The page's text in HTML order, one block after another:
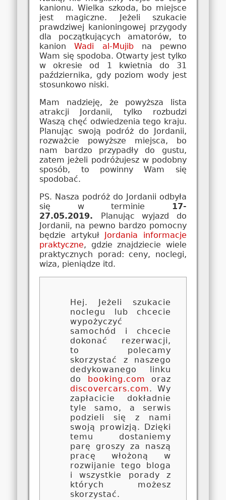
kanionu. Wielka szkoda, bo miejsce
jest magiczne. Jeżeli szukacie
prawdziwej kanioningowej przygody
dla początkujących amatorów, to
kanionWadi al-Mujibna pewno
Wam się spodoba. Otwarty jest tylko
w okresie od 1 kwietnia do 31
października, gdy poziom wody jest
stosunkowo niski.
Mam nadzieję, że powyższa lista
atrakcji Jordanii, tylko rozbudzi
Waszą chęć odwiedzenia tego kraju.
Planując swoją podróż do Jordanii,
rozważcie powyższe miejsca, bo
nam bardzo przypadły do gustu,
zatem jeżeli podróżujesz w podobny
sposób, to powinny Wam się
spodobać.
PS. Nasza podróż do Jordanii odbyła
się w terminie 17-
27.05.2019. Planując wyjazd do
Jordanii, na pewno bardzo pomocny
będzie artykuł Jordania informacje
praktyczne, gdzie znajdziecie wiele
praktycznych porad: ceny, noclegi,
wiza, pieniądze itd.
Hej. Jeżeli szukacie
noclegu lub chcecie
wypożyczyć
samochód i chcecie
dokonać rezerwacji,
to polecamy
skorzystać z naszego
dedykowanego linku
do booking.com oraz
discovercars.com. Wy
zapłacicie dokładnie
tyle samo, a serwis
podzieli się z nami
swoją prowizją. Dzięki
temu dostaniemy
parę groszy za naszą
pracę włożoną w
rozwijanie tego bloga
i wszystkie porady z
których możesz
skorzystać.